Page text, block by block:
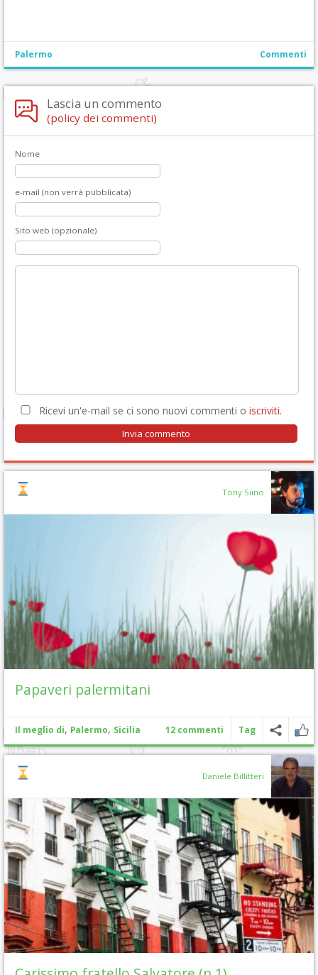
Palermo Commenti
Lascia un commento
(policy dei commenti)
Nome
e-mail (non verrà pubblicata)
Sito web (opzionale)
Ricevi un'e-mail se ci sono nuovi commenti o iscriviti.
Tony Siino
Papaveri palermitani
Il meglio di, Palermo, Sicilia 12 commenti Tag
Daniele Billitteri